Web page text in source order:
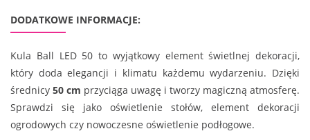
DODATKOWE INFORMACJE:
Kula Ball LED 50 to wyjątkowy element świetlnej dekoracji,
który doda elegancji i klimatu każdemu wydarzeniu. Dzięki
średnicy 50 cm przyciąga uwagę i tworzy magiczną atmosferę.
Sprawdzi się jako oświetlenie stołów, element dekoracji
ogrodowych czy nowoczesne oświetlenie podłogowe.